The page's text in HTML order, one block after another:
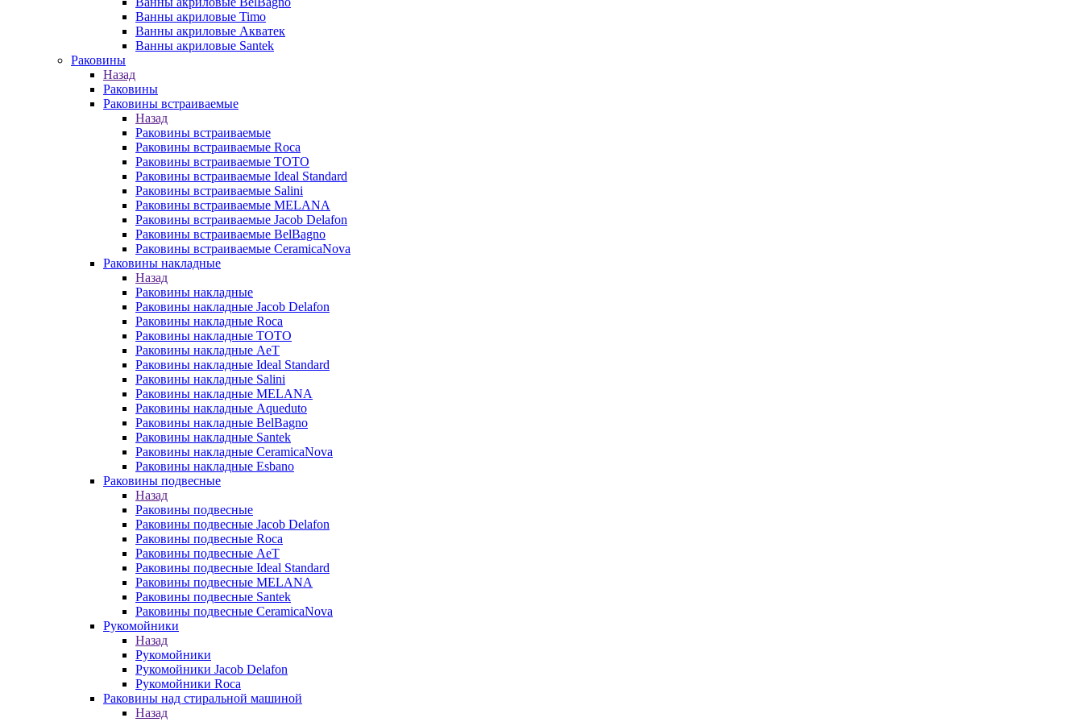
Ванны акриловые Timo
Ванны акриловые Акватек
Ванны акриловые Santek
Раковины
Назад
Раковины
Раковины встраиваемые
Назад
Раковины встраиваемые
Раковины встраиваемые Roca
Раковины встраиваемые TOTO
Раковины встраиваемые Ideal Standard
Раковины встраиваемые Salini
Раковины встраиваемые MELANA
Раковины встраиваемые Jacob Delafon
Раковины встраиваемые BelBagno
Раковины встраиваемые CeramicaNova
Раковины накладные
Назад
Раковины накладные
Раковины накладные Jacob Delafon
Раковины накладные Roca
Раковины накладные TOTO
Раковины накладные AeT
Раковины накладные Ideal Standard
Раковины накладные Salini
Раковины накладные MELANA
Раковины накладные Aqueduto
Раковины накладные BelBagno
Раковины накладные Santek
Раковины накладные CeramicaNova
Раковины накладные Esbano
Раковины подвесные
Назад
Раковины подвесные
Раковины подвесные Jacob Delafon
Раковины подвесные Roca
Раковины подвесные AeT
Раковины подвесные Ideal Standard
Раковины подвесные MELANA
Раковины подвесные Santek
Раковины подвесные CeramicaNova
Рукомойники
Назад
Рукомойники
Рукомойники Jacob Delafon
Рукомойники Roca
Раковины над стиральной машиной
Назад